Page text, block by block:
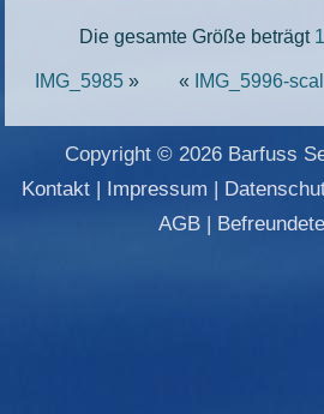
Die gesamte Größe beträgt
IMG_5985 » « IMG_5996-
Copyright © 2026 Barfuss
Kontakt| Impressum |
AGB |